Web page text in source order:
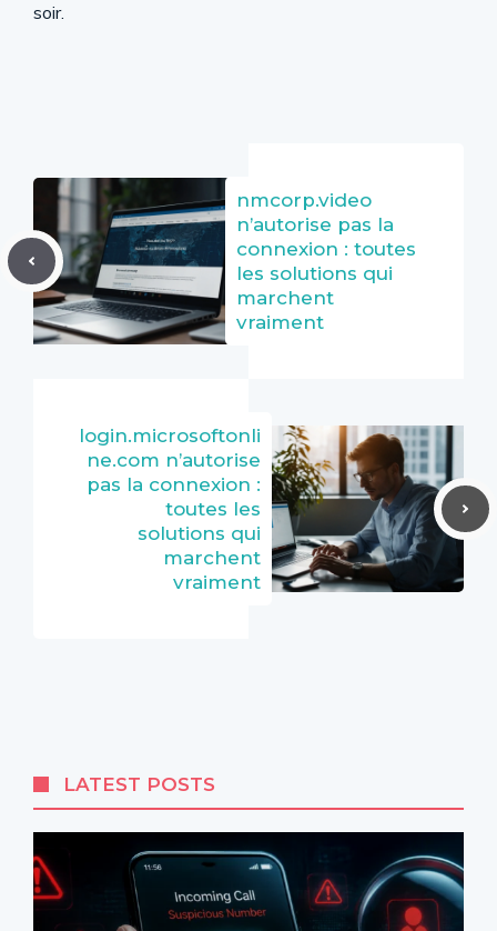
soir.
nmcorp.video
n’autorise pas la
connexion : toutes
les solutions qui
marchent
vraiment
login.microsoftonli
ne.com n’autorise
pas la connexion :
toutes les
solutions qui
marchent
vraiment
LATEST POSTS